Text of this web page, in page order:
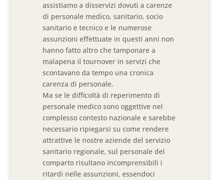
assistiamo a disservizi dovuti a carenze
di personale medico, sanitario, socio
sanitario e tecnico e le numerose
assunzioni effettuate in questi anni non
hanno fatto altro che tamponare a
malapena il tournover in servizi che
scontavano da tempo una cronica
carenza di personale.
Ma se le difficoltà di reperimento di
personale medico sono oggettive nel
complesso contesto nazionale e sarebbe
necessario ripiegarsi su come rendere
attrattive le nostre aziende del servizio
sanitario regionale, sul personale del
comparto risultano incomprensibili i
ritardi nelle assunzioni, essendoci